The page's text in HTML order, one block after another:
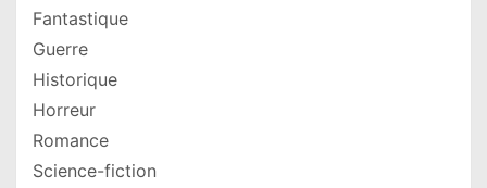
Fantastique
Guerre
Historique
Horreur
Romance
Science-fiction